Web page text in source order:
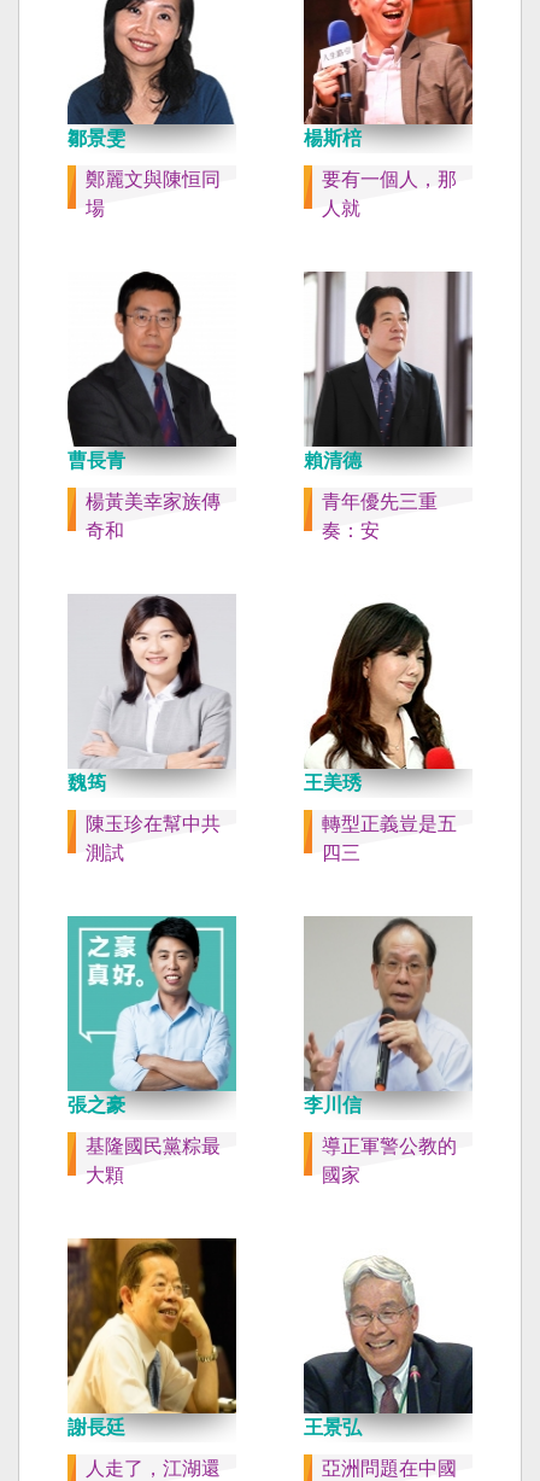
鄒景雯
鄭麗文與陳恒同
場
楊斯棓
要有一個人，那
人就
曹長青
楊黃美幸家族傳
奇和
賴清德
青年優先三重
奏：安
魏筠
陳玉珍在幫中共
測試
王美琇
轉型正義豈是五
四三
張之豪
基隆國民黨粽最
大顆
李川信
導正軍警公教的
國家
謝長廷
人走了，江湖還
王景弘
亞洲問題在中國